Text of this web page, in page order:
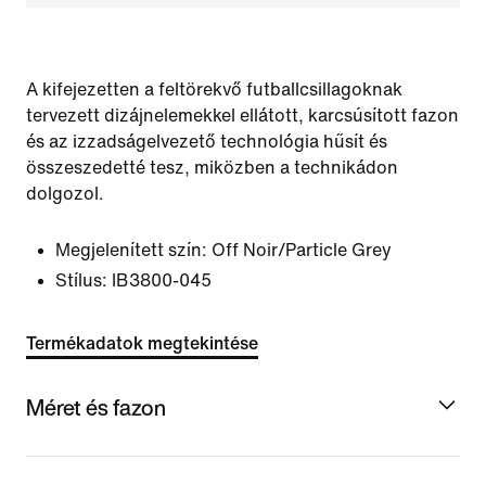
A kifejezetten a feltörekvő futballcsillagoknak
tervezett dizájnelemekkel ellátott, karcsúsított fazon
és az izzadságelvezető technológia hűsít és
összeszedetté tesz, miközben a technikádon
dolgozol.
Megjelenített szín: Off Noir/Particle Grey
Stílus:
IB3800-045
Termékadatok megtekintése
Méret és fazon